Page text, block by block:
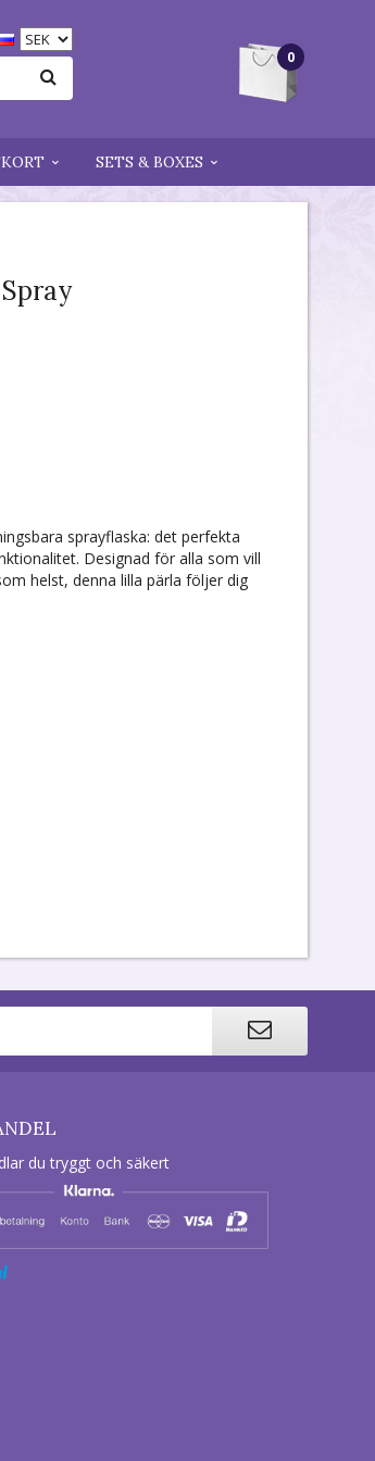
0
SETS & BOXES
sprayflaska: det perfekta
Designad för alla som vill
helst, denna lilla pärla följer dig
du tryggt och säkert